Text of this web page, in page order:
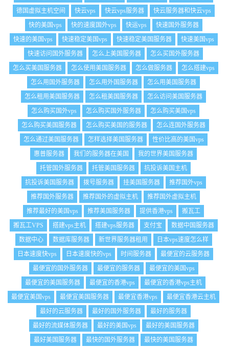
德国虚拟主机空间
快云vps 快云vps服务器
快云服务器和快云vps
快的美国vps
快的速度国外vps 快运vps
快速国外服务器
快速的美国vps
快速稳定美国vps 快速稳定美国服务器
快速美国vps
快速访问国外服务器
怎么上美国服务器
怎么买国外服务器
怎么买美国服务器
怎么使用美国服务器 怎么做服务器
怎么搭建vps
怎么用国外服务器
怎么用外国服务器
怎么用美国服务器
怎么租用美国服务器
怎么租美国服务器
怎么访问美国服务器
怎么购买国外vps
怎么购买国外服务器
怎么购买美国vps
怎么购买美国服务器
怎么购买美国的服务器
怎么连国外服务器
怎么通过美国服务器
怎样选择美国服务器
性价比高的美国vps
惠普服务器
我们的服务器在美国
我的世界美国服务器
托管国外服务器
托管美国服务器
抗投诉美国主机
抗投诉美国服务器
拨号服务器 挂美国服务器
推荐国外vps
推荐国外服务器
推荐国外的虚拟主机
推荐国外虚拟主机
推荐最好的美国vps
推荐美国服务器 提供香港vps
搬瓦工
搬瓦工VPS
搭建vps主机 搭建vps服务器 支付宝
数据中国服务器
数据中心
数据库服务器 新世界服务器租用
日本vps速度怎么样
日本速度快vps
日本速度快的vps 时间服务器
最便宜的云服务器
最便宜的国外服务器
最便宜的服务器
最便宜的美国vps
最便宜的美国服务器
最便宜的香港vps
最便宜的香港vps主机
最便宜美国vps
最便宜美国服务器 最便宜香港vps
最便宜香港云主机
最好的云服务器
最好的国外服务器
最好的服务器
最好的流媒体服务器
最好的美国vps
最好的美国服务器
最好美国服务器
最快的国外服务器
最快的美国服务器